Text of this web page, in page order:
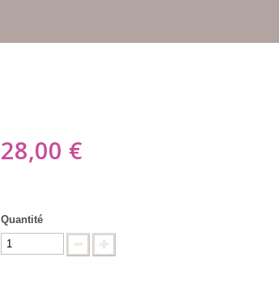
28,00 €
Quantité